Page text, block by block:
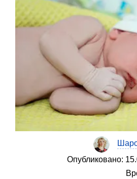
Опубликовано: